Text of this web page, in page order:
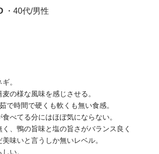
・40代/男性
。
の様な風味を感じさせる。
で時間で硬くも軟くも無い食感。
べてる分にはほぼ気にならない。
、鴨の旨味と塩の旨さがバランス良く
味いと言うしか無いレベル。
い。